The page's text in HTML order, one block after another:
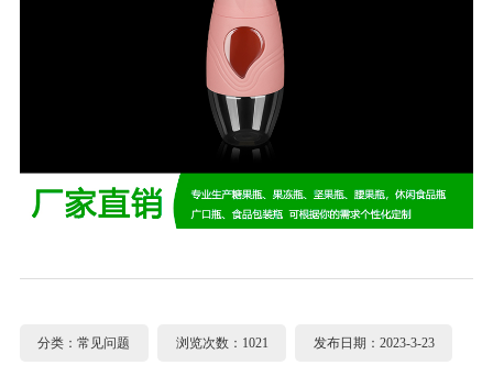
分类：常见问题 浏览次数：1021 发布日期：2023-3-23